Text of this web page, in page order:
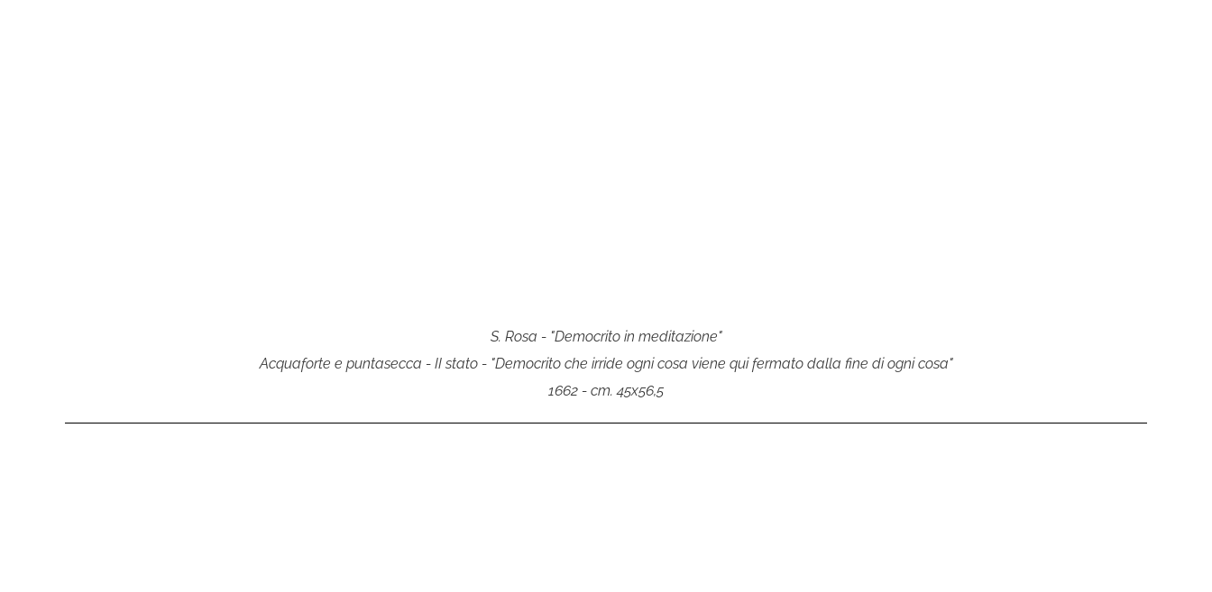
S. Rosa - "Democrito in meditazione"
Acquaforte e puntasecca - II stato - "Democrito che irride ogni cosa viene qui fermato dalla fine di ogni cosa"
1662 - cm. 45x56,5